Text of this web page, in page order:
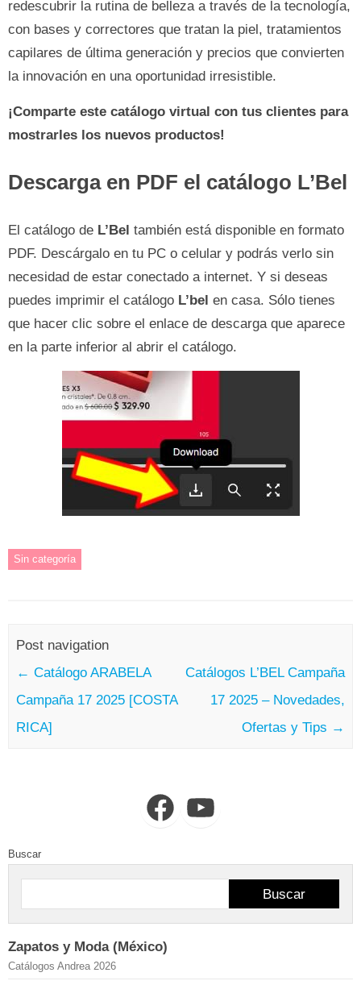
redescubrir la rutina de belleza a través de la tecnología,
con bases y correctores que tratan la piel, tratamientos
capilares de última generación y precios que convierten
la innovación en una oportunidad irresistible.
¡Comparte este catálogo virtual con tus clientes para
mostrarles los nuevos productos!
Descarga en PDF el catálogo L’Bel
El catálogo de L’Bel también está disponible en formato
PDF. Descárgalo en tu PC o celular y podrás verlo sin
necesidad de estar conectado a internet. Y si deseas
puedes imprimir el catálogo L’bel en casa. Sólo tienes
que hacer clic sobre el enlace de descarga que aparece
en la parte inferior al abrir el catálogo.
Sin categoría
Post navigation
← Catálogo ARABELA
Campaña 17 2025 [COSTA
RICA]
Catálogos L’BEL Campaña
17 2025 – Novedades,
Ofertas y Tips →
FacebookYouTube
Buscar
Buscar
Zapatos y Moda (México)
Catálogos Andrea 2026